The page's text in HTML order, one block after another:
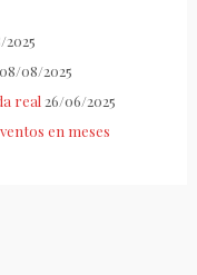
08/08/2025
real 26/06/2025
en meses